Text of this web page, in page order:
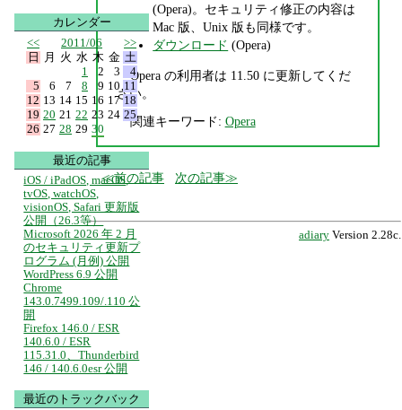
(Opera)。セキュリティ修正の内容は
Mac 版、Unix 版も同様です。
ダウンロード (Opera)
Opera の利用者は 11.50 に更新してくだ
さい。
関連キーワード: Opera
前の記事 次の記事
adiary Version 2.28c.
カレンダー
<<
2011/06
>>
日
月 火 水 木 金 土
1
2 3
4
5
6 7 8 9 10 11
12 13 14 15 16 17 18
19 20 21 22 23 24 25
26 27 28 29 30
最近の記事
iOS / iPadOS, macOS,
tvOS, watchOS,
visionOS, Safari 更新版
公開（26.3等）
Microsoft 2026 年 2 月
のセキュリティ更新プ
ログラム (月例) 公開
WordPress 6.9 公開
Chrome
143.0.7499.109/.110 公
開
Firefox 146.0 / ESR
140.6.0 / ESR
115.31.0、Thunderbird
146 / 140.6.0esr 公開
最近のトラックバック